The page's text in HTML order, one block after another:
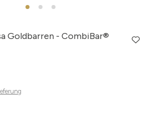
Goldbarren - CombiBar®